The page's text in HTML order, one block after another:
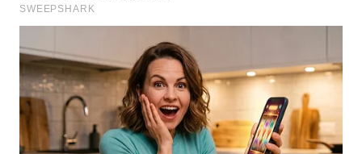
WN
WN
DANAU
TOBA